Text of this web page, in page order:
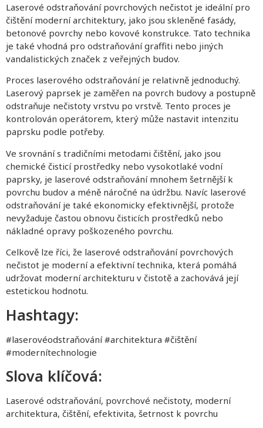
Laserové odstraňování povrchových nečistot je ideální pro
čištění moderní architektury, jako jsou skleněné fasády,
betonové povrchy nebo kovové konstrukce. Tato technika
je také vhodná pro odstraňování graffiti nebo jiných
vandalistických značek z veřejných budov.
Proces laserového odstraňování je relativně jednoduchý.
Laserový paprsek je zaměřen na povrch budovy a postupně
odstraňuje nečistoty vrstvu po vrstvě. Tento proces je
kontrolován operátorem, který může nastavit intenzitu
paprsku podle potřeby.
Ve srovnání s tradičními metodami čištění, jako jsou
chemické čisticí prostředky nebo vysokotlaké vodní
paprsky, je laserové odstraňování mnohem šetrnější k
povrchu budov a méně náročné na údržbu. Navíc laserové
odstraňování je také ekonomicky efektivnější, protože
nevyžaduje častou obnovu čisticích prostředků nebo
nákladné opravy poškozeného povrchu.
Celkově lze říci, že laserové odstraňování povrchových
nečistot je moderní a efektivní technika, která pomáhá
udržovat moderní architekturu v čistotě a zachovává její
estetickou hodnotu.
Hashtagy:
#laserovéodstraňování #architektura #čištění
#modernítechnologie
Slova klíčová:
Laserové odstraňování, povrchové nečistoty, moderní
architektura, čištění, efektivita, šetrnost k povrchu